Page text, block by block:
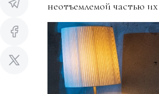
неотъемлемой частью